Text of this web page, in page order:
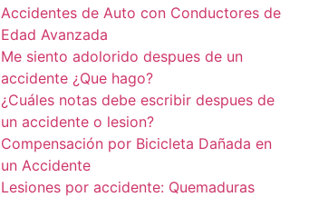
Accidentes de Auto con Conductores de
Edad Avanzada
Me siento adolorido despues de un
accidente ¿Que hago?
¿Cuáles notas debe escribir despues de
un accidente o lesion?
Compensación por Bicicleta Dañada en
un Accidente
Lesiones por accidente: Quemaduras